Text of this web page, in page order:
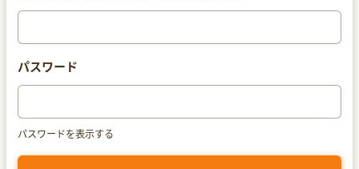
パスワード
パスワードを表示する